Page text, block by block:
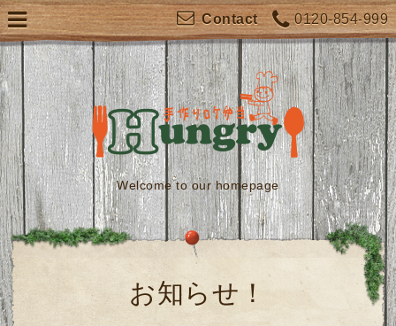
0120-854-999
Contact
Welcome to our homepage
お知らせ！